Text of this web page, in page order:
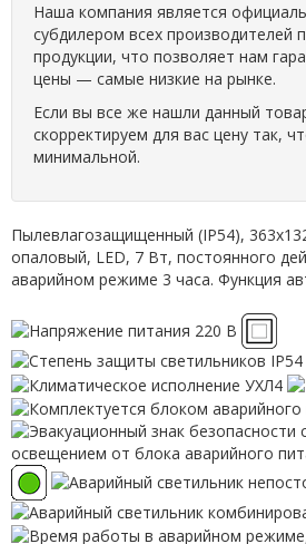
Наша компания является
субдилером всех производителей
продукции, что позволяет нам
цены — самые низкие на рынке.
Если вы все же нашли данный
скорректируем для вас цену так,
минимальной.
Пылевлагозащищенный (IP54),
опаловый, LED, 7 Вт, постоянного
аварийном режиме 3 часа. Функция